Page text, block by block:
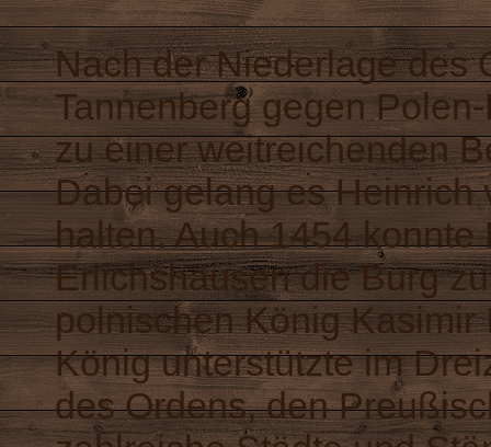
Nach der Niederlage des
Tannenberg gegen
zu einer weitreichenden
Dabei gelang es Heinrich
halten. Auch 1454
Erlichshausen die Burg
polnischen König Kasimir
König unterstützte im
des Ordens, den